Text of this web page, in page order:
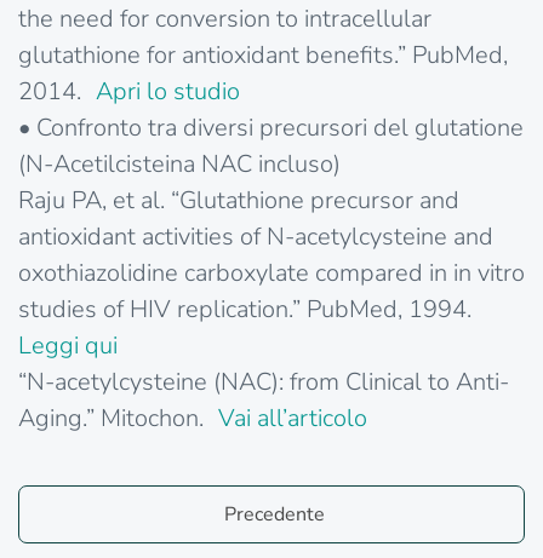
the need for conversion to intracellular
glutathione for antioxidant benefits.” PubMed,
2014. Apri lo studio
• Confronto tra diversi precursori del glutatione
(N-Acetilcisteina NAC incluso)
Raju PA, et al. “Glutathione precursor and
antioxidant activities of N-acetylcysteine and
oxothiazolidine carboxylate compared in in vitro
studies of HIV replication.” PubMed, 1994.
Leggi qui
“N-acetylcysteine (NAC): from Clinical to Anti-
Aging.” Mitochon. Vai all’articolo
Precedente